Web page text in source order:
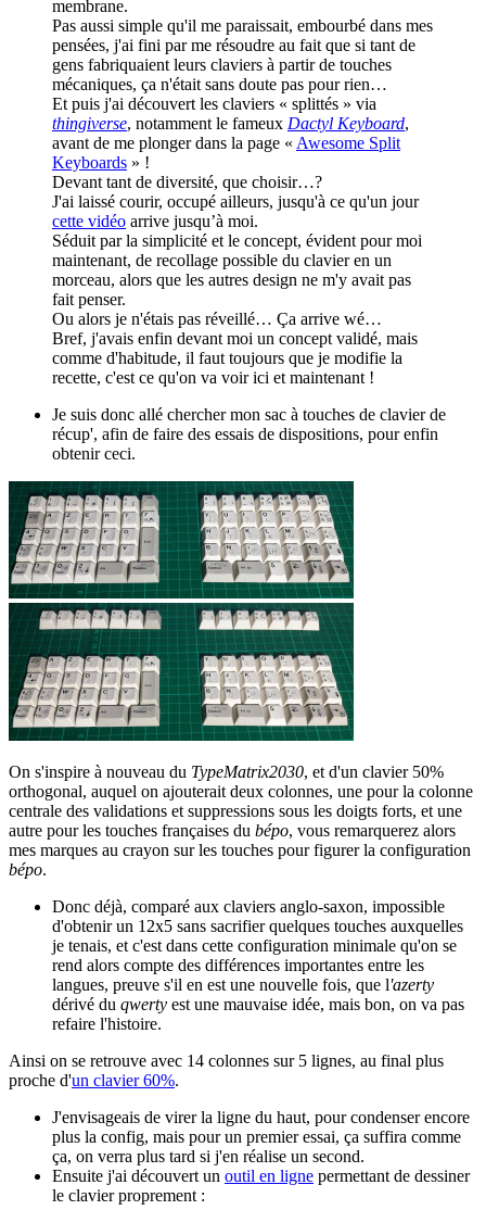
membrane.
Pas aussi simple qu'il me paraissait, embourbé dans mes
pensées, j'ai fini par me résoudre au fait que si tant de
gens fabriquaient leurs claviers à partir de touches
mécaniques, ça n'était sans doute pas pour rien…
Et puis j'ai découvert les claviers « splittés » via
thingiverse, notamment le fameux Dactyl Keyboard,
avant de me plonger dans la page « Awesome Split
Keyboards » !
Devant tant de diversité, que choisir…?
J'ai laissé courir, occupé ailleurs, jusqu'à ce qu'un jour
cette vidéo arrive jusqu’à moi.
Séduit par la simplicité et le concept, évident pour moi
maintenant, de recollage possible du clavier en un
morceau, alors que les autres design ne m'y avait pas
fait penser.
Ou alors je n'étais pas réveillé… Ça arrive wé…
Bref, j'avais enfin devant moi un concept validé, mais
comme d'habitude, il faut toujours que je modifie la
recette, c'est ce qu'on va voir ici et maintenant !
Je suis donc allé chercher mon sac à touches de clavier de
récup', afin de faire des essais de dispositions, pour enfin
obtenir ceci.
On s'inspire à nouveau du TypeMatrix2030, et d'un clavier 50%
orthogonal, auquel on ajouterait deux colonnes, une pour la colonne
centrale des validations et suppressions sous les doigts forts, et une
autre pour les touches françaises du bépo, vous remarquerez alors
mes marques au crayon sur les touches pour figurer la configuration
bépo.
Donc déjà, comparé aux claviers anglo-saxon, impossible
d'obtenir un 12x5 sans sacrifier quelques touches auxquelles
je tenais, et c'est dans cette configuration minimale qu'on se
rend alors compte des différences importantes entre les
langues, preuve s'il en est une nouvelle fois, que l'azerty
dérivé du qwerty est une mauvaise idée, mais bon, on va pas
refaire l'histoire.
Ainsi on se retrouve avec 14 colonnes sur 5 lignes, au final plus
proche d'un clavier 60%.
J'envisageais de virer la ligne du haut, pour condenser encore
plus la config, mais pour un premier essai, ça suffira comme
ça, on verra plus tard si j'en réalise un second.
Ensuite j'ai découvert un outil en ligne permettant de dessiner
le clavier proprement :